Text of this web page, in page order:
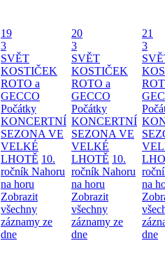
19
3
SVĚT
KOSTIČEK
ROTO a
GECCO
Počátky
KONCERTNÍ
SEZONA VE
VELKÉ
LHOTĚ 10.
ročník Nahoru
na horu
Zobrazit
všechny
záznamy ze
dne
20
3
SVĚT
KOSTIČEK
ROTO a
GECCO
Počátky
KONCERTNÍ
SEZONA VE
VELKÉ
LHOTĚ 10.
ročník Nahoru
na horu
Zobrazit
všechny
záznamy ze
dne
21
3
na
dne